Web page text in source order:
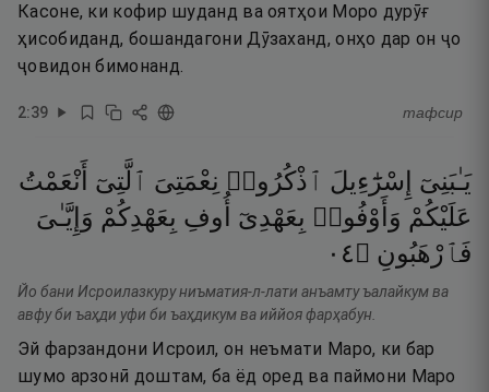
Касоне, ки кофир шуданд ва оятҳои Моро дурӯғ
ҳисобиданд, бошандагони Дӯзаханд, онҳо дар он ҷо
ҷовидон бимонанд.
2:39 тафсир
يَـٰبَنِىٓ إِسْرَٰٓءِيلَ ٱذْكُرُوا۟ نِعْمَتِىَ ٱلَّتِىٓ أَنْعَمْتُ
عَلَيْكُمْ وَأَوْفُوا۟ بِعَهْدِىٓ أُوفِ بِعَهْدِكُمْ وَإِيَّـٰىَ
فَٱرْهَبُونِ ۝٤٠
Йо бани Исроилазкуру ниъматия-л-лати анъамту ъалайкум ва
авфу би ъаҳди уфи би ъаҳдикум ва иййоя фарҳабун.
Эй фарзандони Исроил, он неъмати Маро, ки бар
шумо арзонӣ доштам, ба ёд оред ва паймони Маро